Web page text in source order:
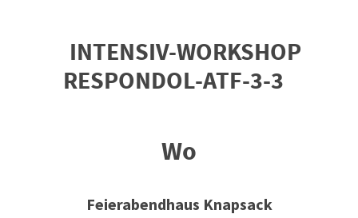
INTENSIV-WORKSHOP
RESPONDOL-ATF-3-3
Wo
Feierabendhaus Knapsack